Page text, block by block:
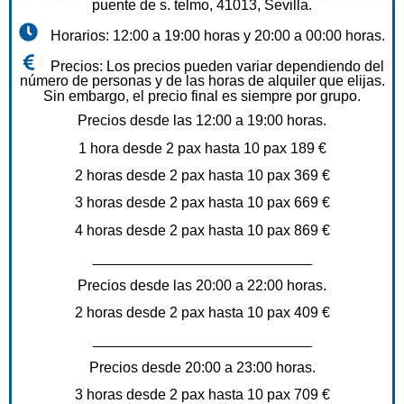
puente de s. telmo, 41013, Sevilla.
Horarios: 12:00 a 19:00 horas y 20:00 a 00:00 horas.
Precios: Los precios pueden variar dependiendo del
número de personas y de las horas de alquiler que elijas.
Sin embargo, el precio final es siempre por grupo.
Precios desde las 12:00 a 19:00 horas.
1 hora desde 2 pax hasta 10 pax 189 €
2 horas desde 2 pax hasta 10 pax 369 €
3 horas desde 2 pax hasta 10 pax 669 €
4 horas desde 2 pax hasta 10 pax 869 €
Precios desde las 20:00 a 22:00 horas.
2 horas desde 2 pax hasta 10 pax 409 €
Precios desde 20:00 a 23:00 horas.
3 horas desde 2 pax hasta 10 pax 709 €